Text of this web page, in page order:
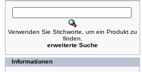
Verwenden Sie Stichworte, um ein Produkt zu
finden.
erweiterte Suche
Informationen